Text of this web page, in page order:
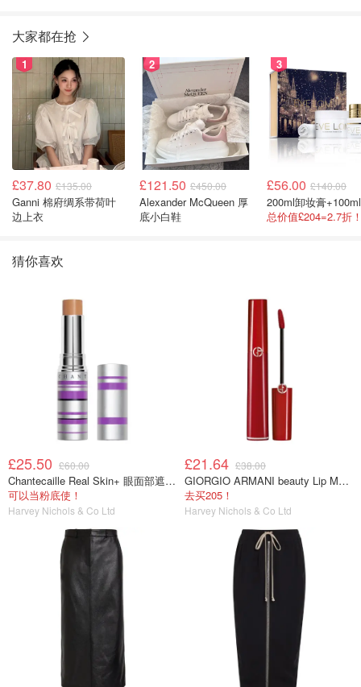
大家都在抢
1
£37.80 £135.00
Ganni 棉府绸系带荷叶
边上衣
2
£121.50 £450.00
Alexander McQueen 厚
底小白鞋
3
£56.00 £140.00
猜你喜欢
£25.50 £60.00
Chantecaille Real Skin+ 眼面部遮瑕棒
可以当粉底使！
Harvey Nichols & Co Ltd
£21.64 £38.00
GIORGIO ARMANI beauty Lip Maestro 液体唇膏
去买205！
Harvey Nichols & Co Ltd